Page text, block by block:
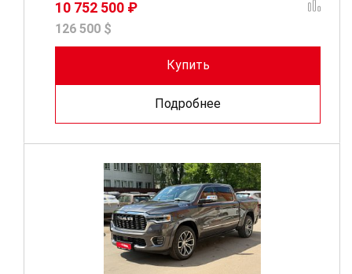
10 752 500 ₽
126 500 $
Купить
Подробнее